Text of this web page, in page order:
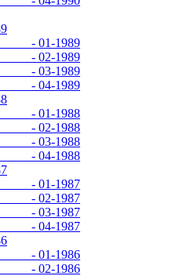
1989
1989
1989
1989
1988
1988
1988
1988
1987
1987
1987
1987
1986
1986